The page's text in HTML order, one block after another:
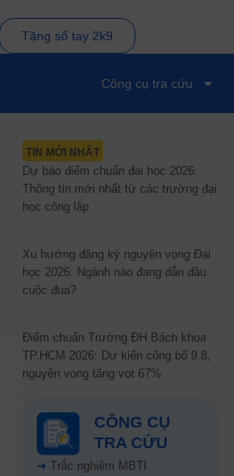
Tặng sổ tay 2k9
Công cụ tra cứu
TIN MỚI NHẤT
Dự báo điểm chuẩn đại học 2026:
Thông tin mới nhất từ các trường đại
học công lập
Xu hướng đăng ký nguyện vọng Đại
học 2026: Ngành nào đang dẫn đầu
cuộc đua?
Điểm chuẩn Trường ĐH Bách khoa
TP.HCM 2026: Dự kiến công bố 9.8,
nguyện vọng tăng vọt 67%
CÔNG CỤ
TRA CỨU
➜ Trắc nghiệm MBTI